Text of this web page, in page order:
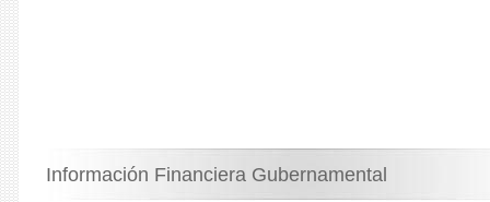
Información Financiera Gubernamental